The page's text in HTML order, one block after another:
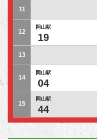
11
12
岡山駅
19
13
14
岡山駅
04
15
岡山駅
44